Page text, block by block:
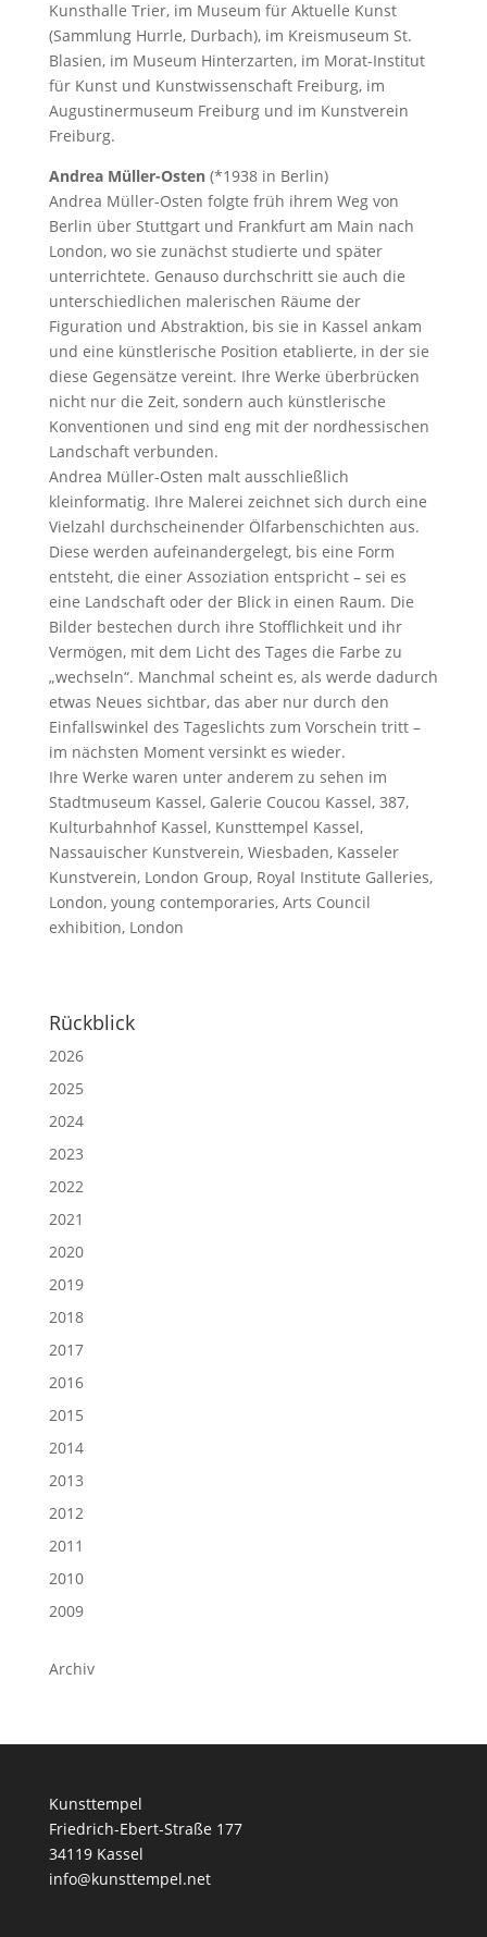
Kunsthalle Trier, im Museum für Aktuelle Kunst
(Sammlung Hurrle, Durbach), im Kreismuseum St.
Blasien, im Museum Hinterzarten, im Morat-Institut
für Kunst und Kunstwissenschaft Freiburg, im
Augustinermuseum Freiburg und im Kunstverein
Freiburg.
Andrea Müller-Osten(*1938 in Berlin)
Andrea Müller-Osten folgte früh ihrem Weg von
Berlin über Stuttgart und Frankfurt am Main nach
London, wo sie zunächst studierte und später
unterrichtete. Genauso durchschritt sie auch die
unterschiedlichen malerischen Räume der
Figuration und Abstraktion, bis sie in Kassel ankam
und eine künstlerische Position etablierte, in der sie
diese Gegensätze vereint. Ihre Werke überbrücken
nicht nur die Zeit, sondern auch künstlerische
Konventionen und sind eng mit der nordhessischen
Landschaft verbunden.
Andrea Müller-Osten malt ausschließlich
kleinformatig. Ihre Malerei zeichnet sich durch eine
Vielzahl durchscheinender Ölfarbenschichten aus.
Diese werden aufeinandergelegt, bis eine Form
entsteht, die einer Assoziation entspricht – sei es
eine Landschaft oder der Blick in einen Raum. Die
Bilder bestechen durch ihre Stofflichkeit und ihr
Vermögen, mit dem Licht des Tages die Farbe zu
„wechseln“. Manchmal scheint es, als werde dadurch
etwas Neues sichtbar, das aber nur durch den
Einfallswinkel des Tageslichts zum Vorschein tritt –
im nächsten Moment versinkt es wieder.
Ihre Werke waren unter anderem zu sehen im
Stadtmuseum Kassel, Galerie Coucou Kassel, 387,
Kulturbahnhof Kassel, Kunsttempel Kassel,
Nassauischer Kunstverein, Wiesbaden, Kasseler
Kunstverein, London Group, Royal Institute Galleries,
London, young contemporaries, Arts Council
exhibition, London
Rückblick
2026
2025
2024
2023
2022
2021
2020
2019
2018
2017
2016
2015
2014
2013
2012
2011
2010
2009
Archiv
Kunsttempel
Friedrich-Ebert-Straße 177
34119 Kassel
info@kunsttempel.net